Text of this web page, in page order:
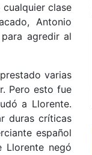
clase
Antonio
agredir al
varias
Pero esto fue
a Llorente.
duras críticas
español
Llorente negó